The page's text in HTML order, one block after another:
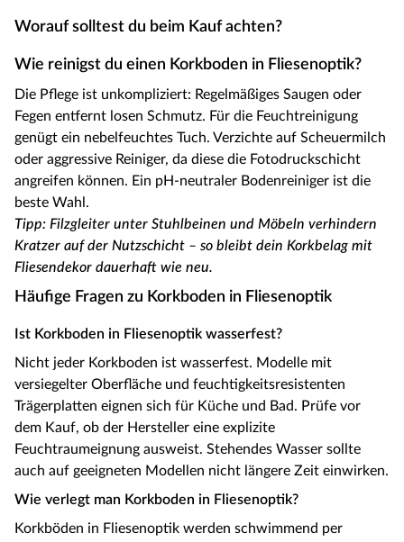
Worauf solltest du beim Kauf achten?
Wie reinigst du einen Korkboden in Fliesenoptik?
Die Pflege ist unkompliziert: Regelmäßiges Saugen oder
Fegen entfernt losen Schmutz. Für die Feuchtreinigung
genügt ein nebelfeuchtes Tuch. Verzichte auf Scheuermilch
oder aggressive Reiniger, da diese die Fotodruckschicht
angreifen können. Ein pH-neutraler Bodenreiniger ist die
beste Wahl.
Tipp: Filzgleiter unter Stuhlbeinen und Möbeln verhindern
Kratzer auf der Nutzschicht – so bleibt dein Korkbelag mit
Fliesendekor dauerhaft wie neu.
Häufige Fragen zu Korkboden in Fliesenoptik
Ist Korkboden in Fliesenoptik wasserfest?
Nicht jeder Korkboden ist wasserfest. Modelle mit
versiegelter Oberfläche und feuchtigkeitsresistenten
Trägerplatten eignen sich für Küche und Bad. Prüfe vor
dem Kauf, ob der Hersteller eine explizite
Feuchtraumeignung ausweist. Stehendes Wasser sollte
auch auf geeigneten Modellen nicht längere Zeit einwirken.
Wie verlegt man Korkboden in Fliesenoptik?
Korkböden in Fliesenoptik werden schwimmend per